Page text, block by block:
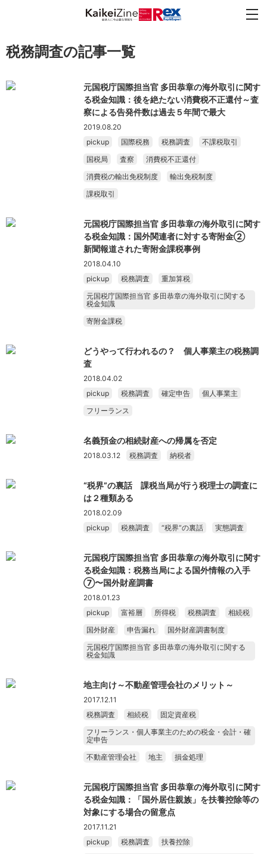
税務調査の記事一覧
元国税庁国際担当官 多田恭章の海外取引に関す
る税金知識：後を絶たない消費税不正還付～査
察による告発件数は過去５年間で最大
2019.08.20
pickup
国際税務 税務調査
不課税取引
国税局
査察
消費税不正還付
消費税の輸出免税制度
輸出免税制度
課税取引
元国税庁国際担当官 多田恭章の海外取引に関す
る税金知識：国外関連者に対する寄附金②
新聞報道された寄附金課税事例
2018.04.10
pickup
税務調査
重加算税
元国税庁国際担当官 多田恭章の海外取引に関する
税金知識
寄附金課税
どうやって行われるの？ 個人事業主の税務調
査
2018.04.02
pickup
税務調査 確定申告
個人事業主
フリーランス
名義預金の相続財産への帰属を否定
2018.03.12 税務調査 納税者
“税界”の裏話 課税当局が行う税理士の調査に
は２種類ある
2018.02.09
pickup
税務調査 “税界”の裏話 実態調査
元国税庁国際担当官 多田恭章の海外取引に関す
る税金知識：税務当局による国外情報の入手
⑦〜国外財産調書
2018.01.23
pickup
富裕層 所得税 税務調査
相続税
国外財産
申告漏れ
国外財産調書制度
元国税庁国際担当官 多田恭章の海外取引に関する
税金知識
地主向け～不動産管理会社のメリット～
2017.12.11
税務調査
相続税
固定資産税
フリーランス・個人事業主のための税金・会計・確
定申告
不動産管理会社
地主 損金処理
元国税庁国際担当官 多田恭章の海外取引に関す
る税金知識：「国外居住親族」を扶養控除等の
対象にする場合の留意点
2017.11.21
pickup
税務調査
扶養控除